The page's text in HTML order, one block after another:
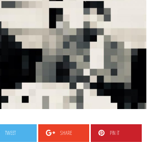
TWEET SHARE PIN IT